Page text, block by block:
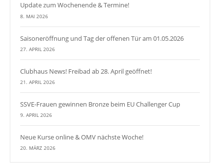
Update zum Wochenende & Termine!
8. MAI 2026
Saisoneröffnung und Tag der offenen Tür am 01.05.2026
27. APRIL 2026
Clubhaus News! Freibad ab 28. April geöffnet!
21. APRIL 2026
SSVE-Frauen gewinnen Bronze beim EU Challenger Cup
9. APRIL 2026
Neue Kurse online & OMV nächste Woche!
20. MÄRZ 2026